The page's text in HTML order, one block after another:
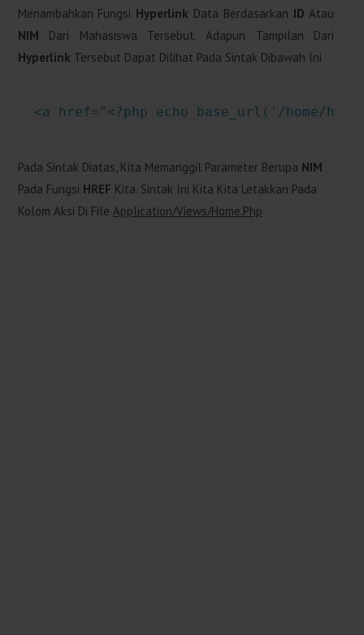
Menambahkan Fungsi Hyperlink Data Berdasarkan ID Atau
NIM Dari Mahasiswa Tersebut. Adapun Tampilan Dari
Hyperlink Tersebut Dapat Dilihat Pada Sintak Dibawah Ini
<a href="<?php echo base_url('/home/
Pada Sintak Diatas, Kita Memanggil Parameter Berupa NIM
Pada Fungsi HREF Kita. Sintak Ini Kita Kita Letakkan Pada
Kolom Aksi Di File Application/views/home.php